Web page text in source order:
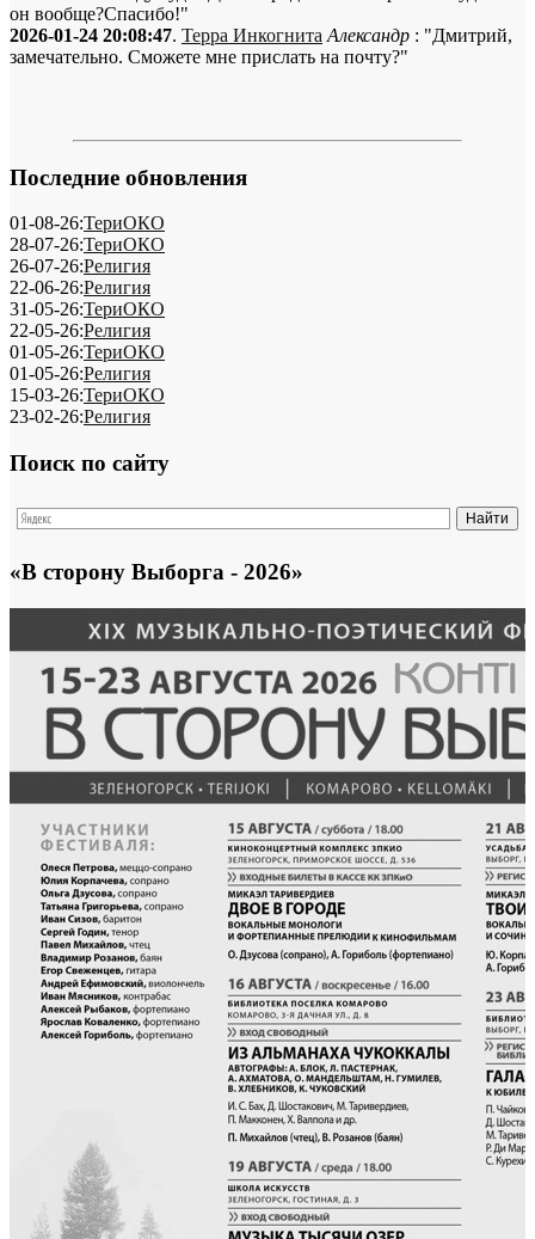
он вообще?Спасибо!"
2026-01-24 20:08:47. Терра Инкогнита Александр : "Дмитрий,
замечательно. Сможете мне прислать на почту?"
Последние обновления
01-08-26:ТериОКО
28-07-26:ТериОКО
26-07-26:Религия
22-06-26:Религия
31-05-26:ТериОКО
22-05-26:Религия
01-05-26:ТериОКО
01-05-26:Религия
15-03-26:ТериОКО
23-02-26:Религия
Поиск по сайту
«В сторону Выборга - 2026»